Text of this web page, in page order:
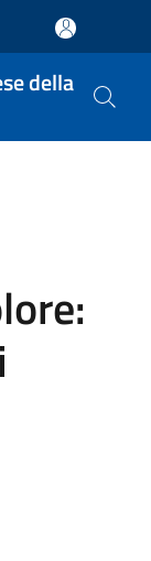
della